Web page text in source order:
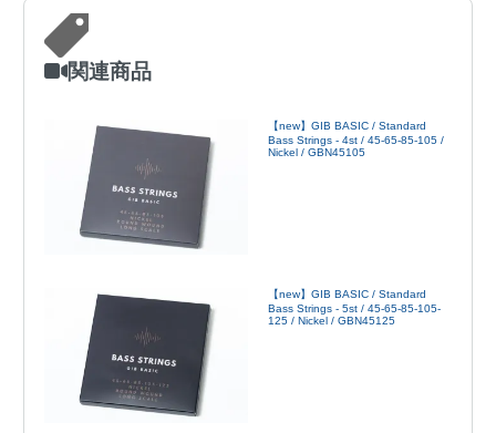
関連商品
【new】GIB BASIC / Standard
Bass Strings - 4st / 45-65-85-105 /
Nickel / GBN45105
【new】GIB BASIC / Standard
Bass Strings - 5st / 45-65-85-105-
125 / Nickel / GBN45125